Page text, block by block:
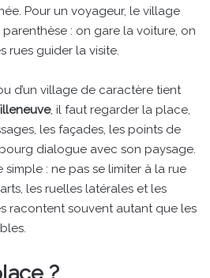
Pour un voyageur, le village
: on gare la voiture, on
rues guider la visite.
d’un village de caractère tient
, il faut regarder la place,
les façades, les points de
dialogue avec son paysage.
simple : ne pas se limiter à la rue
les ruelles latérales et les
racontent souvent autant que les